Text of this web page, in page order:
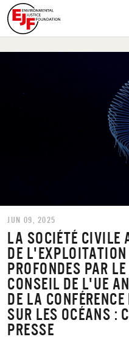
JUN 09, 2025
LA SOCIÉTÉ CIVILE
DE
PROFONDES PAR
CONSEIL DE L'UE
DE LA
SUR LES OCÉANS :
PRESSE